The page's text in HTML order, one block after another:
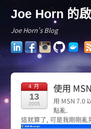
Joe Horn 的
Joe Horn's Blog
LinkedInFacebookInstagram
GitHub
Hub
4 月
13
2005
使用
用 MSN 7.0
點亂.
這就算了, 可是我剛剛亂